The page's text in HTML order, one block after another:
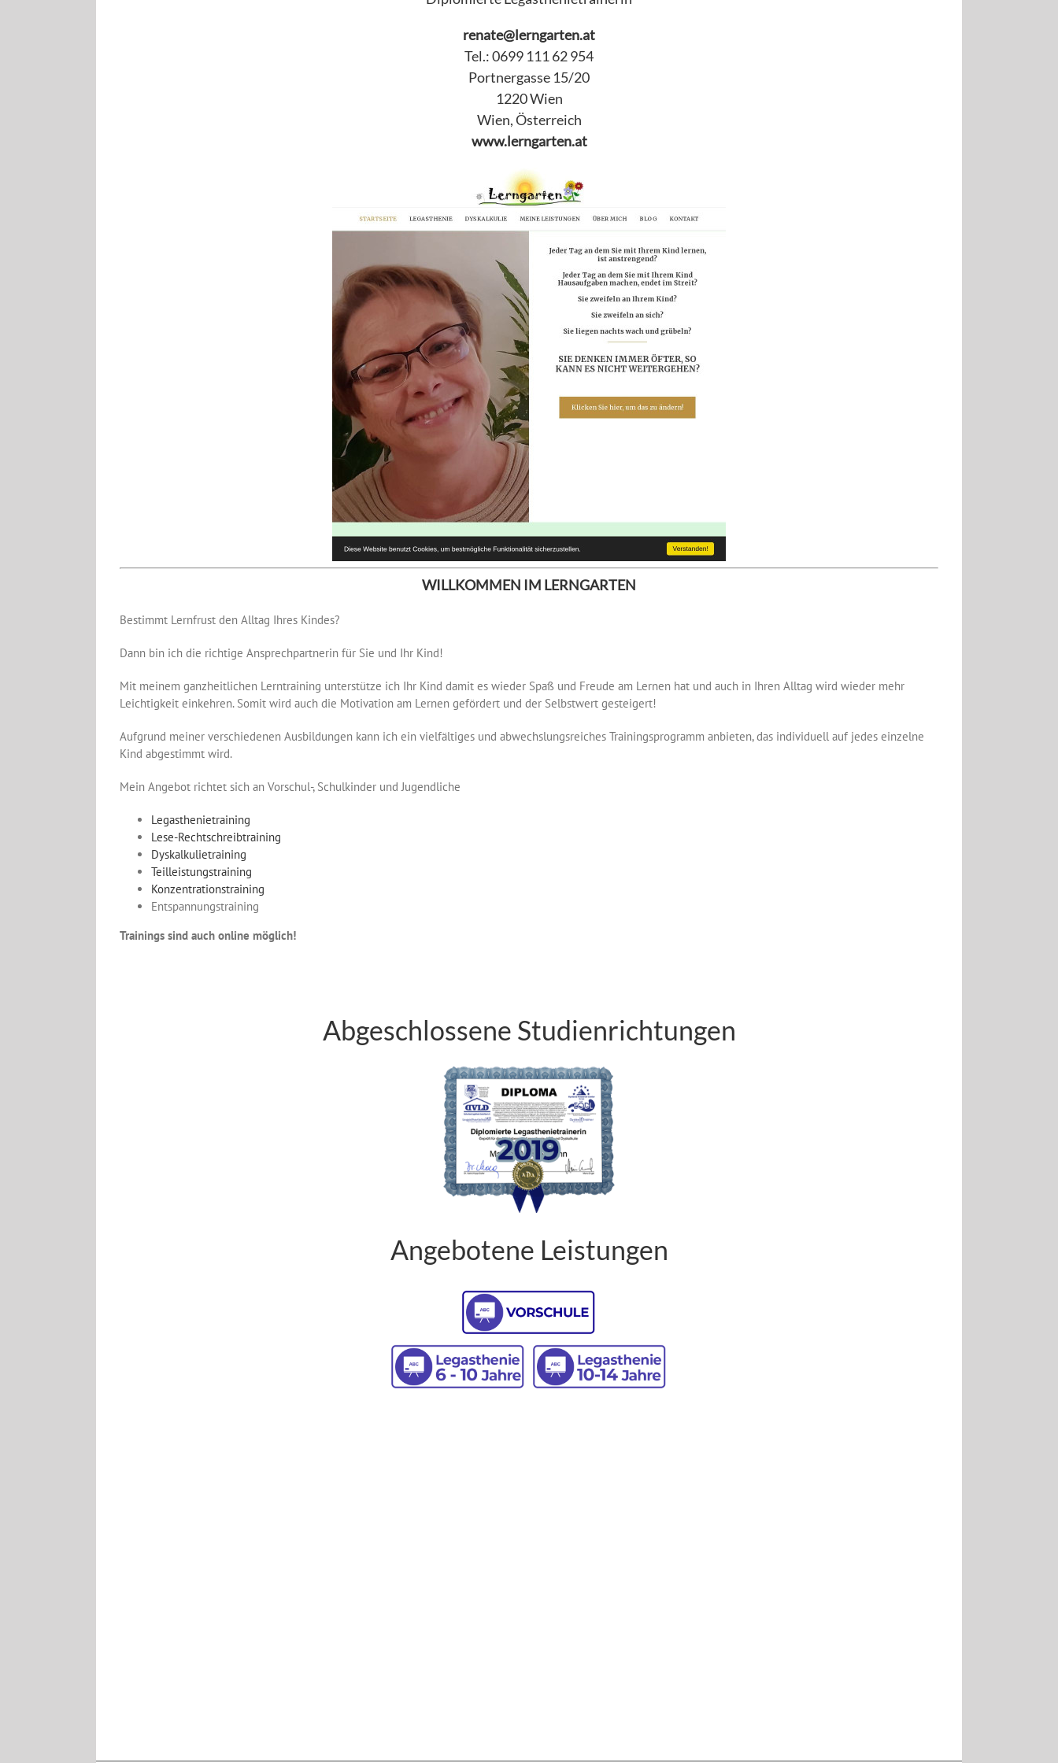
renate@lerngarten.at
Tel.: 0699 111 62 954
Portnergasse 15/20
1220 Wien
Wien, Österreich
www.lerngarten.at
WILLKOMMEN IM LERNGARTEN
Bestimmt Lernfrust den Alltag Ihres Kindes?
Dann bin ich die richtige Ansprechpartnerin für Sie und Ihr Kind!
Mit meinem ganzheitlichen Lerntraining unterstütze ich Ihr Kind damit es wieder Spaß und Freude am Lernen hat und auch in Ihren Alltag wird wieder mehr
Leichtigkeit einkehren. Somit wird auch die Motivation am Lernen gefördert und der Selbstwert gesteigert!
Aufgrund meiner verschiedenen Ausbildungen kann ich ein vielfältiges und abwechslungsreiches Trainingsprogramm anbieten, das individuell auf jedes einzelne
Kind abgestimmt wird.
Mein Angebot richtet sich an Vorschul-, Schulkinder und Jugendliche
Legasthenietraining
Lese-Rechtschreibtraining
Dyskalkulietraining
Teilleistungstraining
Konzentrationstraining
Entspannungstraining
Trainings sind auch online möglich!
Abgeschlossene Studienrichtungen
Angebotene Leistungen